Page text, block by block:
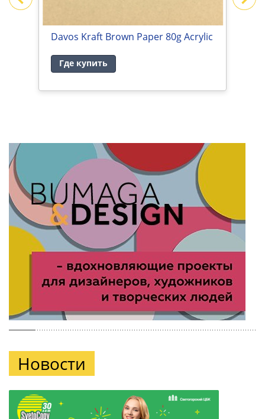
Davos Kraft Brown Paper 80g Acrylic
Где купить
Новости